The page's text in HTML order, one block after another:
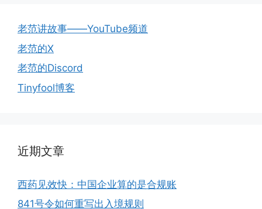
老范讲故事——YouTube频道
老范的X
老范的Discord
Tinyfool博客
近期文章
西药见效快：中国企业算的是合规账
841号令如何重写出入境规则